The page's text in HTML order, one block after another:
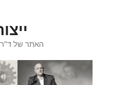
האתר של ד"ר